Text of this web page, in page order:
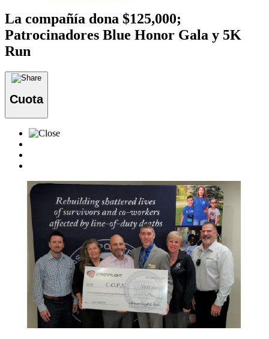
La compañía dona $125,000;
Patrocinadores Blue Honor Gala y 5K
Run
Cuota